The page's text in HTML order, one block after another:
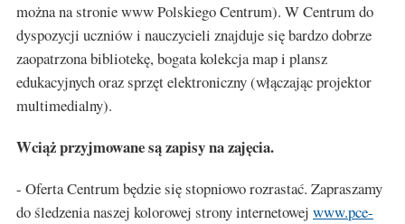
można na stronie www Polskiego Centrum). W Centrum do
dyspozycji uczniów i nauczycieli znajduje się bardzo dobrze
zaopatrzona bibliotekę, bogata kolekcja map i plansz
edukacyjnych oraz sprzęt elektroniczny (włączając projektor
multimedialny).
Wciąż przyjmowane są zapisy na zajęcia.
- Oferta Centrum będzie się stopniowo rozrastać. Zapraszamy
do śledzenia naszej kolorowej strony internetowej www.pce-